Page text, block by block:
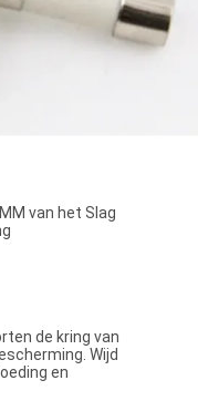
van het Slag
de kring van
Wijd
en